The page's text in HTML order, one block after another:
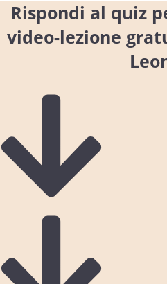
Rispondi al quiz
video-lezione